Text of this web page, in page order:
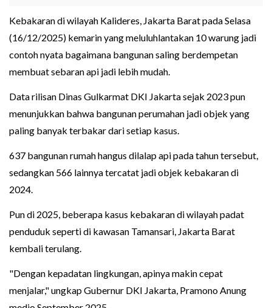
Kebakaran di wilayah Kalideres, Jakarta Barat pada Selasa
(16/12/2025) kemarin yang meluluhlantakan 10 warung jadi
contoh nyata bagaimana bangunan saling berdempetan
membuat sebaran api jadi lebih mudah.
Data rilisan Dinas Gulkarmat DKI Jakarta sejak 2023 pun
menunjukkan bahwa bangunan perumahan jadi objek yang
paling banyak terbakar dari setiap kasus.
637 bangunan rumah hangus dilalap api pada tahun tersebut,
sedangkan 566 lainnya tercatat jadi objek kebakaran di
2024.
Pun di 2025, beberapa kasus kebakaran di wilayah padat
penduduk seperti di kawasan Tamansari, Jakarta Barat
kembali terulang.
"Dengan kepadatan lingkungan, apinya makin cepat
menjalar," ungkap Gubernur DKI Jakarta, Pramono Anung